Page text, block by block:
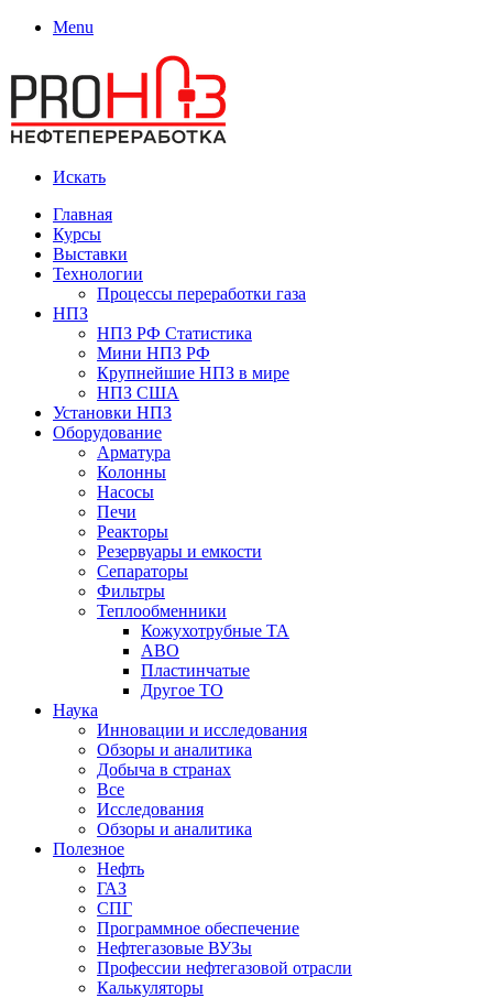
Menu
Искать
Главная
Курсы
Выставки
Технологии
Процессы переработки газа
НПЗ
НПЗ РФ Статистика
Мини НПЗ РФ
Крупнейшие НПЗ в мире
НПЗ США
Установки НПЗ
Оборудование
Арматура
Колонны
Насосы
Печи
Реакторы
Резервуары и емкости
Сепараторы
Фильтры
Теплообменники
Кожухотрубные ТА
АВО
Пластинчатые
Другое ТО
Наука
Инновации и исследования
Обзоры и аналитика
Добыча в странах
Все
Исследования
Обзоры и аналитика
Полезное
Нефть
ГАЗ
СПГ
Программное обеспечение
Нефтегазовые ВУЗы
Профессии нефтегазовой отрасли
Калькуляторы